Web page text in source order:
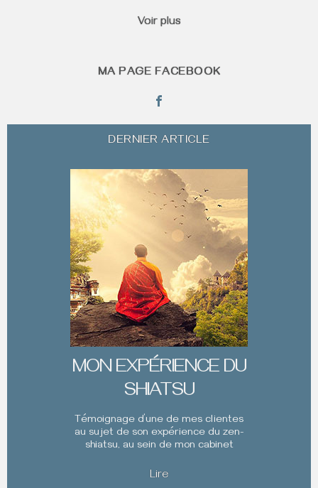
Voir plus
MA PAGE FACEBOOK
DERNIER ARTICLE
MON EXPÉRIENCE DU
SHIATSU
Témoignage d’une de mes clientes
au sujet de son expérience du zen-
shiatsu, au sein de mon cabinet
Lire